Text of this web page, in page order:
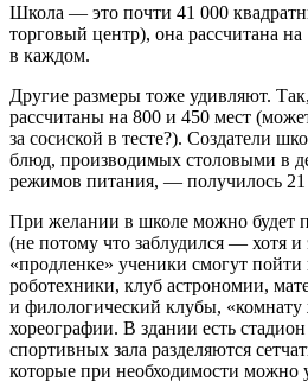
Школа — это почти 41 000
торговый центр), она рассчитана
в каждом.
Другие размеры тоже удивляют.
рассчитаны на 800 и 450 мест
за сосиской в тесте?). Создатели
блюд, производимых столовыми в
режимов питания, — получилось 21
При желании в школе можно будет
(не потому что заблудился — хотя
«продленке» ученики смогут
роботехники, клуб астрономии,
и филологический клубы,
хореографии. В здании есть
спортивных зала разделяются
которые при необходимости можно